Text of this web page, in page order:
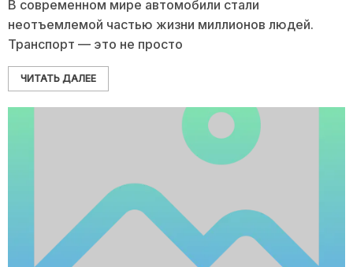
В современном мире автомобили стали
неотъемлемой частью жизни миллионов людей.
Транспорт — это не просто
ЧИТАТЬ ДАЛЕЕ